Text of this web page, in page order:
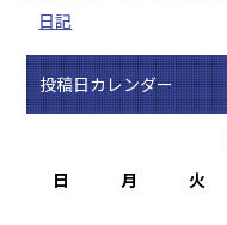
日記
投稿日カレンダー
日
月 火